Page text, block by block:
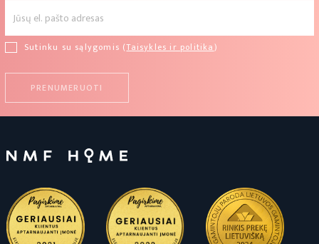
Sutinku su sąlygomis (Taisykles ir politika)